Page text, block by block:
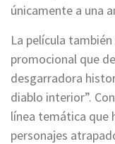
únicamente a una
La película
promocional que
desgarradora
diablo interior”.
línea temática que
personajes